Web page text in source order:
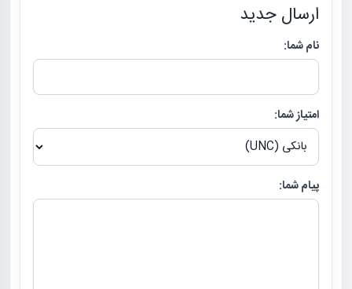
ارسال جدید
نام شما:
امتیاز شما:
پیام شما: